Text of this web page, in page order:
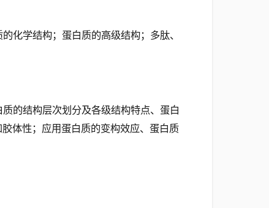
化学结构；蛋白质的高级结构；多肽、
的结构层次划分及各级结构特点、蛋白
体性；应用蛋白质的变构效应、蛋白质